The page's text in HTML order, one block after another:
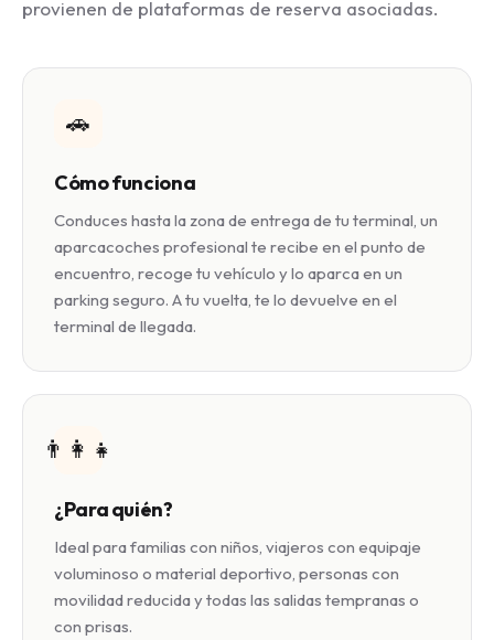
provienen de plataformas de reserva asociadas.
🚗
Cómo funciona
Conduces hasta la zona de entrega de tu terminal, un
aparcacoches profesional te recibe en el punto de
encuentro, recoge tu vehículo y lo aparca en un
parking seguro. A tu vuelta, te lo devuelve en el
terminal de llegada.
👨‍👩‍👧
¿Para quién?
Ideal para familias con niños, viajeros con equipaje
voluminoso o material deportivo, personas con
movilidad reducida y todas las salidas tempranas o
con prisas.